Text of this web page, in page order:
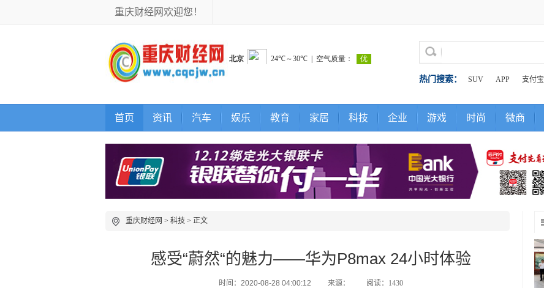
重庆财经网欢迎您！
热门搜索： SUV APP 支付宝
首页 资讯 汽车 娱乐 教育 家居 科技 企业 游戏 时尚 微商
重庆财经网 > 科技 > 正文
感受“蔚然“的魅力——华为P8max 24小时体验
时间：2020-08-28 04:00:12 来源： 阅读：1430